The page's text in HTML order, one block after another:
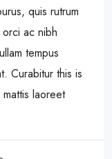
quis rutrum
ac nibh
tempus
Curabitur this is
laoreet